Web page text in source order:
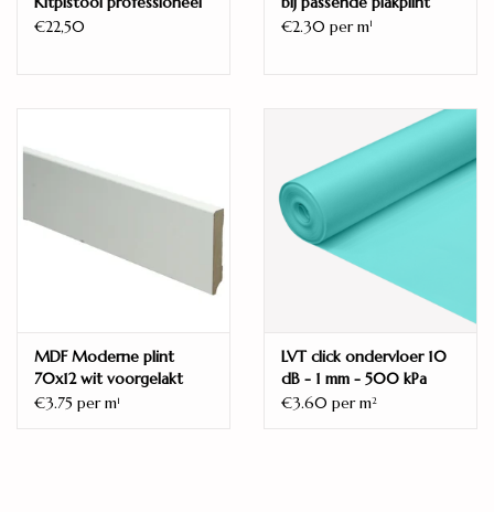
€22,50
€2.30 per m1
MDF Moderne plint
70x12 wit voorgelakt
RAL 9010
€3.75 per m1
LVT click ondervloer 10
dB - 1 mm - 500 kPa
€3.60 per m2